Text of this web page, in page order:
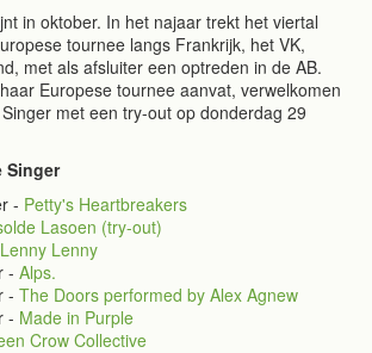
in oktober. In het najaar trekt het viertal
tournee langs Frankrijk, het VK,
met als afsluiter een optreden in de AB.
Europese tournee aanvat, verwelkomen
met een try-out op donderdag 29
Singer
- Petty's Heartbreakers
Lasoen (try-out)
Lenny Lenny
- Alps.
- The Doors performed by Alex Agnew
- Made in Purple
Crow Collective